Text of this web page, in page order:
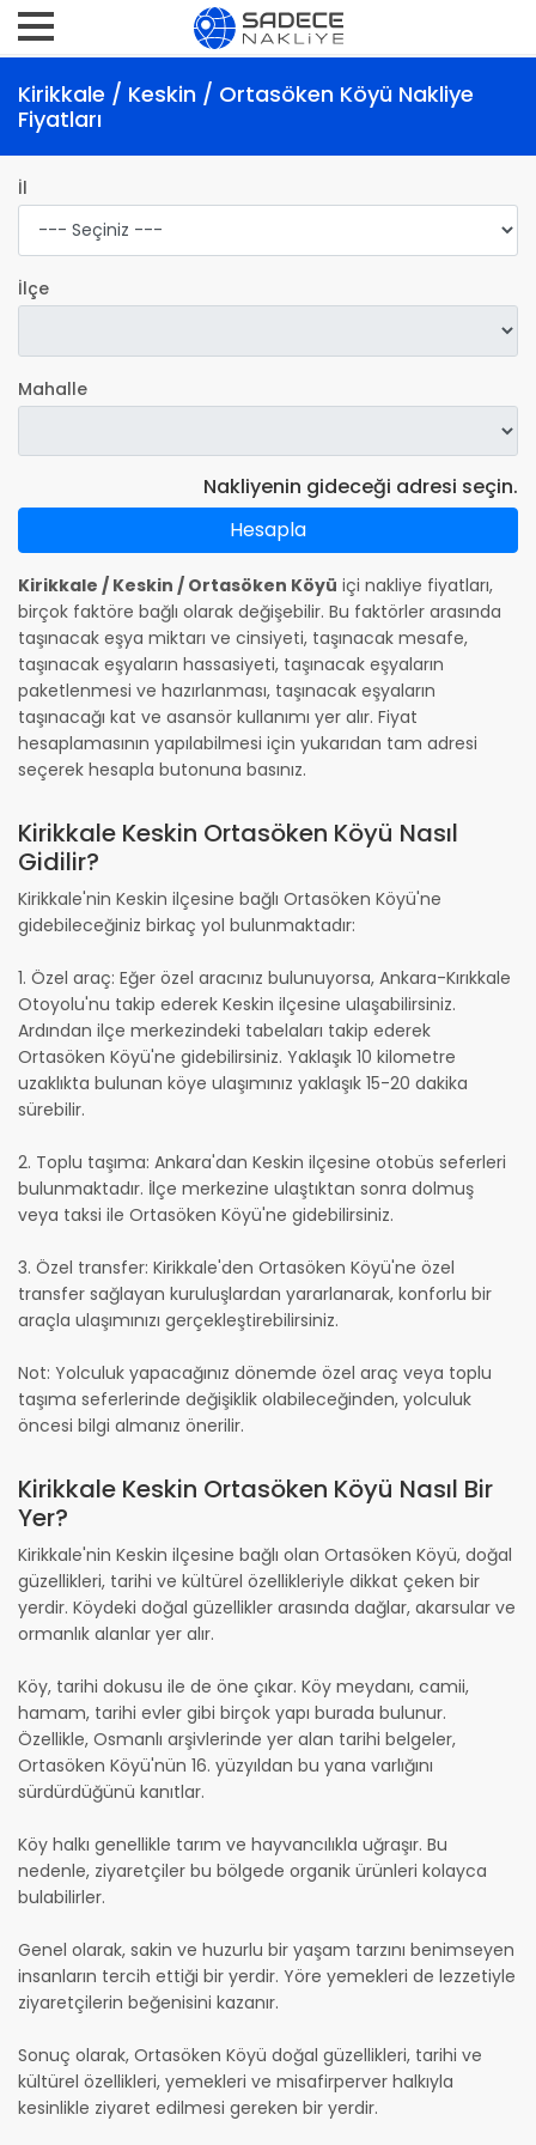
Kirikkale / Keskin / Ortasöken Köyü Nakliye
Fiyatları
İl
İlçe
Mahalle
Nakliyenin gideceği adresi seçin.
Hesapla
Kirikkale / Keskin / Ortasöken Köyü içi nakliye fiyatları,
birçok faktöre bağlı olarak değişebilir. Bu faktörler arasında
taşınacak eşya miktarı ve cinsiyeti, taşınacak mesafe,
taşınacak eşyaların hassasiyeti, taşınacak eşyaların
paketlenmesi ve hazırlanması, taşınacak eşyaların
taşınacağı kat ve asansör kullanımı yer alır. Fiyat
hesaplamasının yapılabilmesi için yukarıdan tam adresi
seçerek hesapla butonuna basınız.
Kirikkale Keskin Ortasöken Köyü Nasıl
Gidilir?
Kirikkale'nin Keskin ilçesine bağlı Ortasöken Köyü'ne
gidebileceğiniz birkaç yol bulunmaktadır:
1. Özel araç: Eğer özel aracınız bulunuyorsa, Ankara-Kırıkkale
Otoyolu'nu takip ederek Keskin ilçesine ulaşabilirsiniz.
Ardından ilçe merkezindeki tabelaları takip ederek
Ortasöken Köyü'ne gidebilirsiniz. Yaklaşık 10 kilometre
uzaklıkta bulunan köye ulaşımınız yaklaşık 15-20 dakika
sürebilir.
2. Toplu taşıma: Ankara'dan Keskin ilçesine otobüs seferleri
bulunmaktadır. İlçe merkezine ulaştıktan sonra dolmuş
veya taksi ile Ortasöken Köyü'ne gidebilirsiniz.
3. Özel transfer: Kirikkale'den Ortasöken Köyü'ne özel
transfer sağlayan kuruluşlardan yararlanarak, konforlu bir
araçla ulaşımınızı gerçekleştirebilirsiniz.
Not: Yolculuk yapacağınız dönemde özel araç veya toplu
taşıma seferlerinde değişiklik olabileceğinden, yolculuk
öncesi bilgi almanız önerilir.
Kirikkale Keskin Ortasöken Köyü Nasıl Bir
Yer?
Kirikkale'nin Keskin ilçesine bağlı olan Ortasöken Köyü, doğal
güzellikleri, tarihi ve kültürel özellikleriyle dikkat çeken bir
yerdir. Köydeki doğal güzellikler arasında dağlar, akarsular ve
ormanlık alanlar yer alır.
Köy, tarihi dokusu ile de öne çıkar. Köy meydanı, camii,
hamam, tarihi evler gibi birçok yapı burada bulunur.
Özellikle, Osmanlı arşivlerinde yer alan tarihi belgeler,
Ortasöken Köyü'nün 16. yüzyıldan bu yana varlığını
sürdürdüğünü kanıtlar.
Köy halkı genellikle tarım ve hayvancılıkla uğraşır. Bu
nedenle, ziyaretçiler bu bölgede organik ürünleri kolayca
bulabilirler.
Genel olarak, sakin ve huzurlu bir yaşam tarzını benimseyen
insanların tercih ettiği bir yerdir. Yöre yemekleri de lezzetiyle
ziyaretçilerin beğenisini kazanır.
Sonuç olarak, Ortasöken Köyü doğal güzellikleri, tarihi ve
kültürel özellikleri, yemekleri ve misafirperver halkıyla
kesinlikle ziyaret edilmesi gereken bir yerdir.